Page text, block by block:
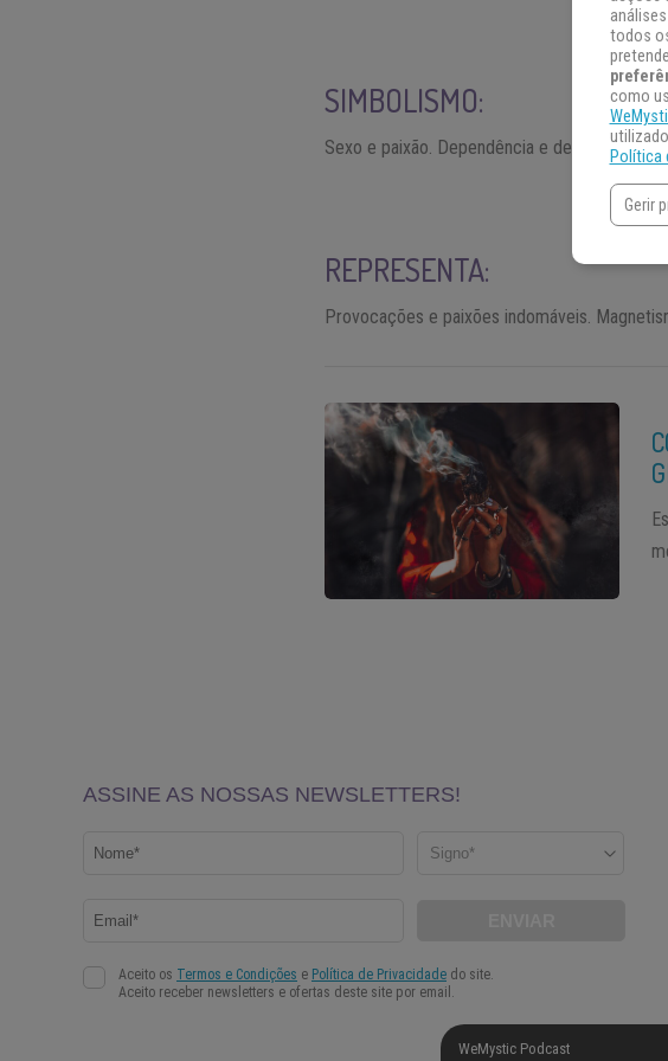
SIMBOLISMO:
Sexo e paixão. Dependência e delito.
REPRESENTA:
Provocações e paixões indomáveis.
WeMystic Podcast
todos
como
Política
Gerir